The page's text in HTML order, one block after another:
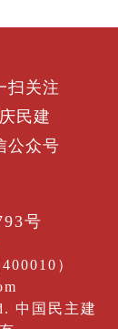
扫关注
民建
公众号
号
）
中国民主建